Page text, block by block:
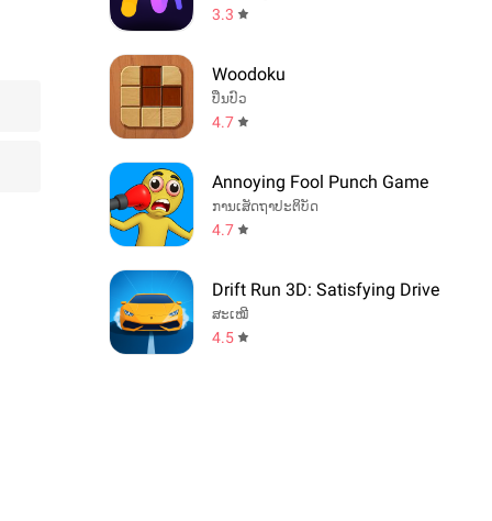
3.3
Woodoku
ປິ່ນປົວ
4.7
Annoying Fool Punch Game
ການເສັດຖາປະຕິບັດ
4.7
Drift Run 3D: Satisfying Drive
ສະເໝີ
4.5